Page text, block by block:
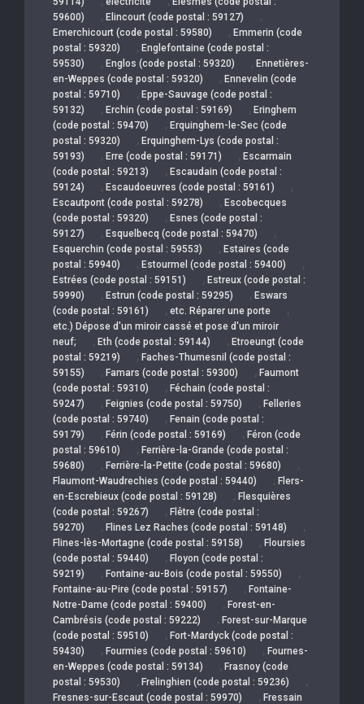
59600)
, Elincourt (code postal : 59127) ,
Emerchicourt (code postal : 59580) , Emmerin (code
postal : 59320)
, Englefontaine (code postal :
59530)
, Englos (code postal : 59320) , Ennetières-
en-Weppes (code postal : 59320)
, Ennevelin (code
postal : 59710)
, Eppe-Sauvage (code postal :
59132)
, Erchin (code postal : 59169) , Eringhem
(code postal : 59470)
, Erquinghem-le-Sec (code
postal : 59320)
, Erquinghem-Lys (code postal :
59193)
, Erre (code postal : 59171) , Escarmain
(code postal : 59213)
, Escaudain (code postal :
59124)
, Escaudoeuvres (code postal : 59161) ,
Escautpont (code postal : 59278) , Escobecques
(code postal : 59320)
, Esnes (code postal :
59127)
, Esquelbecq (code postal : 59470) ,
Esquerchin (code postal : 59553) , Estaires (code
postal : 59940)
, Estourmel (code postal : 59400) ,
Estrées (code postal : 59151) , Estreux (code postal :
59990)
, Estrun (code postal : 59295) , Eswars
(code postal : 59161)
, etc. Réparer une porte ,
etc.) Dépose d'un miroir cassé et pose d'un miroir
neuf;
, Eth (code postal : 59144) , Etroeungt (code
postal : 59219)
, Faches-Thumesnil (code postal :
59155)
, Famars (code postal : 59300) , Faumont
(code postal : 59310)
, Féchain (code postal :
59247)
, Feignies (code postal : 59750) , Felleries
(code postal : 59740)
, Fenain (code postal :
59179)
, Férin (code postal : 59169) , Féron (code
postal : 59610)
, Ferrière-la-Grande (code postal :
59680)
, Ferrière-la-Petite (code postal : 59680) ,
Flaumont-Waudrechies (code postal : 59440) , Flers-
en-Escrebieux (code postal : 59128)
, Flesquières
(code postal : 59267)
, Flêtre (code postal :
59270)
, Flines Lez Raches (code postal : 59148) ,
Flines-lès-Mortagne (code postal : 59158) , Floursies
(code postal : 59440)
, Floyon (code postal :
59219)
, Fontaine-au-Bois (code postal : 59550) ,
Fontaine-au-Pire (code postal : 59157) , Fontaine-
Notre-Dame (code postal : 59400)
, Forest-en-
Cambrésis (code postal : 59222)
, Forest-sur-Marque
(code postal : 59510)
, Fort-Mardyck (code postal :
59430)
, Fourmies (code postal : 59610) , Fournes-
en-Weppes (code postal : 59134)
, Frasnoy (code
postal : 59530)
, Frelinghien (code postal : 59236) ,
Fresnes-sur-Escaut (code postal : 59970) , Fressain